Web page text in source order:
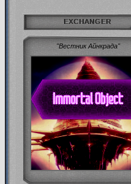
EXCHANGER
"Вестник Айнкрада"